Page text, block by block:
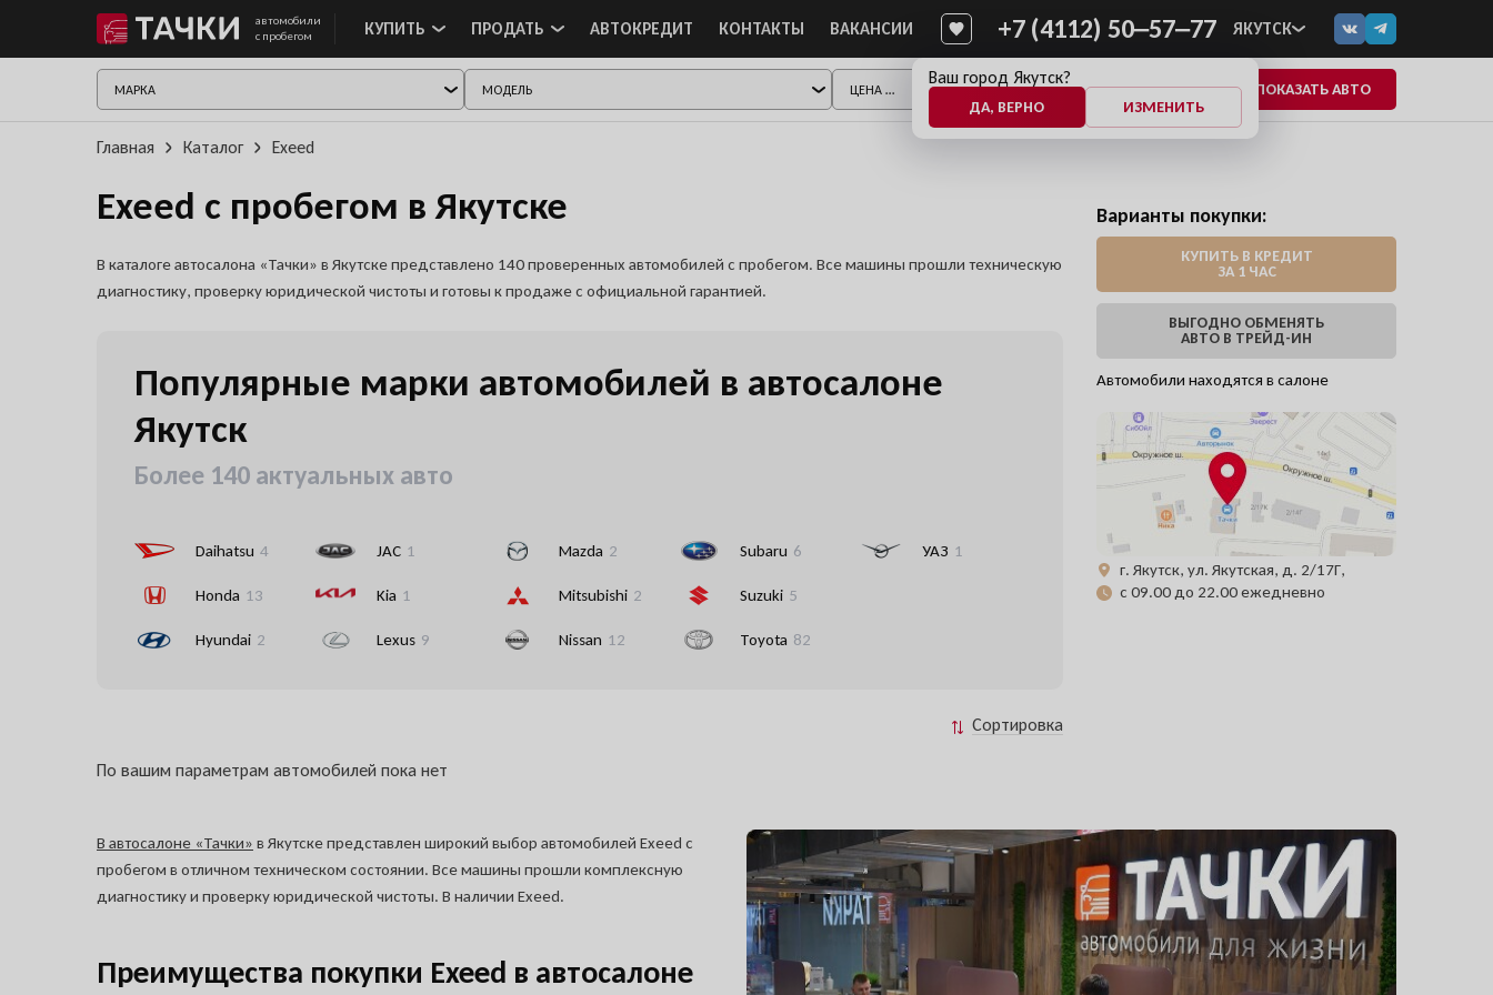
автомобили
с пробегом
КУПИТЬ ПРОДАТЬ АВТОКРЕДИТ КОНТАКТЫ ВАКАНСИИ +7 (4112) 50‒57‒77 ЯКУТСК
Ваш город Якутск?
ДА, ВЕРНО ИЗМЕНИТЬ
ЕЩЕ ПОКАЗАТЬ АВТО
Главная Каталог Exeed
Exeed с пробегом в Якутске
В каталоге автосалона «Тачки» в Якутске представлено 140 проверенных автомобилей с пробегом. Все машины прошли техническую
диагностику, проверку юридической чистоты и готовы к продаже с официальной гарантией.
Популярные марки автомобилей в автосалоне
Якутск
Более 140 актуальных авто
Daihatsu 4
Honda 13
Hyundai 2
JAC 1
Kia 1
Lexus 9
Mazda 2
Mitsubishi 2
Nissan 12
Subaru 6
Suzuki 5
Toyota 82
УАЗ 1
Сортировка
По вашим параметрам автомобилей пока нет
Варианты покупки:
КУПИТЬ В КРЕДИТ
ЗА 1 ЧАС
ВЫГОДНО ОБМЕНЯТЬ
АВТО В ТРЕЙД-ИН
Автомобили находятся в салоне
г. Якутск, ул. Якутская, д. 2/17Г,
с 09.00 до 22.00 ежедневно
В автосалоне «Тачки» в Якутске представлен широкий выбор автомобилей Exeed с
пробегом в отличном техническом состоянии. Все машины прошли комплексную
диагностику и проверку юридической чистоты. В наличии Exeed.
Преимущества покупки Exeed в автосалоне